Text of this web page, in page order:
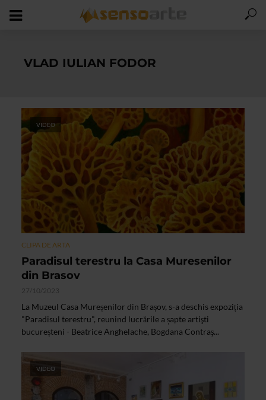
VLAD IULIAN FODOR
VIDEO
CLIPA DE ARTA
Paradisul terestru la Casa Muresenilor
din Brasov
27/10/2023
La Muzeul Casa Mureșenilor din Brașov, s-a deschis expoziția
"Paradisul terestru", reunind lucrările a șapte artişti
bucureșteni - Beatrice Anghelache, Bogdana Contraş...
VIDEO